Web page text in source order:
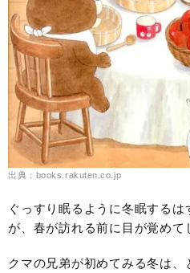
出典：books.rakuten.co.jp
ぐっすり眠るように冬眠する
が、春が訪れる前に目が覚めて
クマの兄弟が初めてみる冬は